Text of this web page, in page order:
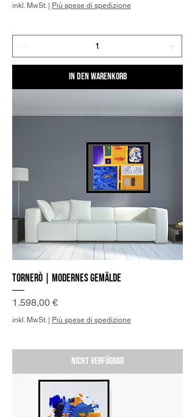
inkl. MwSt. | Più spese di spedizione
In den Warenkorb
Tornerò | Modernes Gemälde
Preis
1.598,00 €
inkl. MwSt. | Più spese di spedizione
Nicht verfügbar